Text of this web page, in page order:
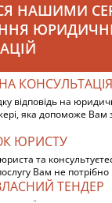
НАШИМИ
КОНСУЛЬТАЦІЯ
відповідь на
яка допоможе Вам
ЮРИСТУ
та
Вам не
ТЕНДЕР